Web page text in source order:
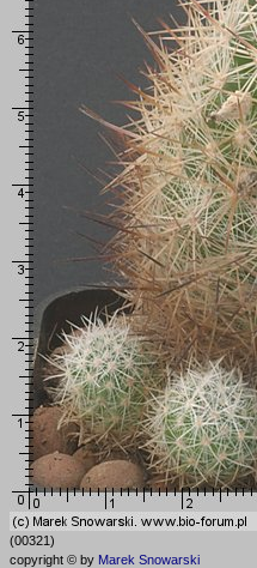
(00321)
copyright © by Marek Snowarski